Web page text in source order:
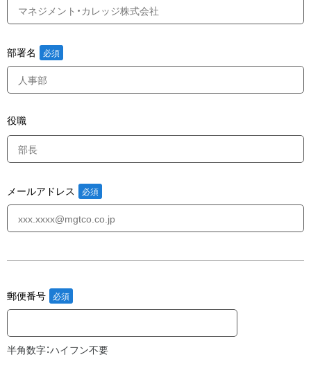
部署名
役職
メールアドレス
郵便番号
半角数字：ハイフン不要